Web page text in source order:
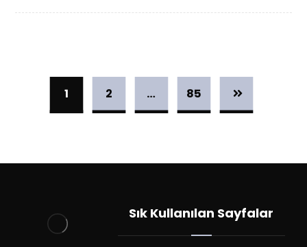
1 2 … 85
Sık Kullanılan Sayfalar